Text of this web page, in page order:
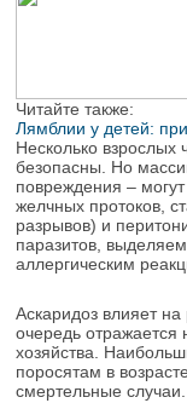
Читайте также:
Лямблии у детей:
Несколько взрослых
безопасны. Но
повреждения –
желчных протоков,
разрывов) и
паразитов,
аллергическим
Аскаридоз влияет
очередь отражается
хозяйства.
поросятам в
смертельные случаи.